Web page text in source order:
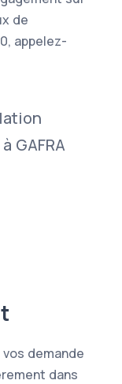
de
appelez-
GAFRA
demande
dans